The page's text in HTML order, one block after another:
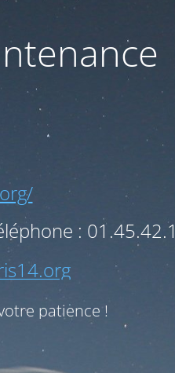
:
patience !